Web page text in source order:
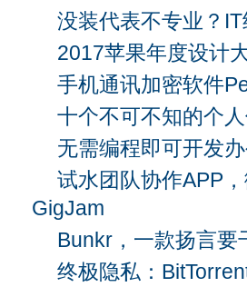
没装代表不专业？
2017苹果年度设计
手机通讯加密软件
十个不可不知的个
无需编程即可开发
试水团队协作APP
GigJam
Bunkr，一款扬言要
终极隐私：